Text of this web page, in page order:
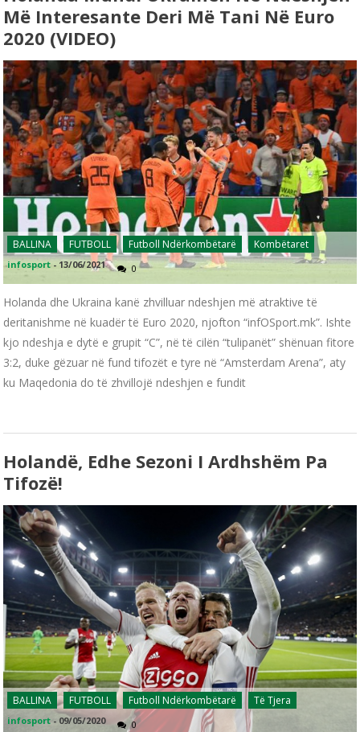
Më Interesante Deri Më Tani Në Euro
2020 (VIDEO)
BALLINA FUTBOLL Futboll Ndërkombëtarë Kombëtaret
infosport - 13/06/2021 0
Holanda dhe Ukraina kanë zhvilluar ndeshjen më atraktive të
deritanishme në kuadër të Euro 2020, njofton “infOSport.mk”. Ishte
kjo ndeshja e dytë e grupit “C”, në të cilën “tulipanët” shënuan fitore
3:2, duke gëzuar në fund tifozët e tyre në “Amsterdam Arena”, aty
ku Maqedonia do të zhvillojë ndeshjen e fundit
Holandë, Edhe Sezoni I Ardhshëm Pa
Tifozë!
BALLINA FUTBOLL Futboll Ndërkombëtarë Të Tjera
infosport - 09/05/2020 0